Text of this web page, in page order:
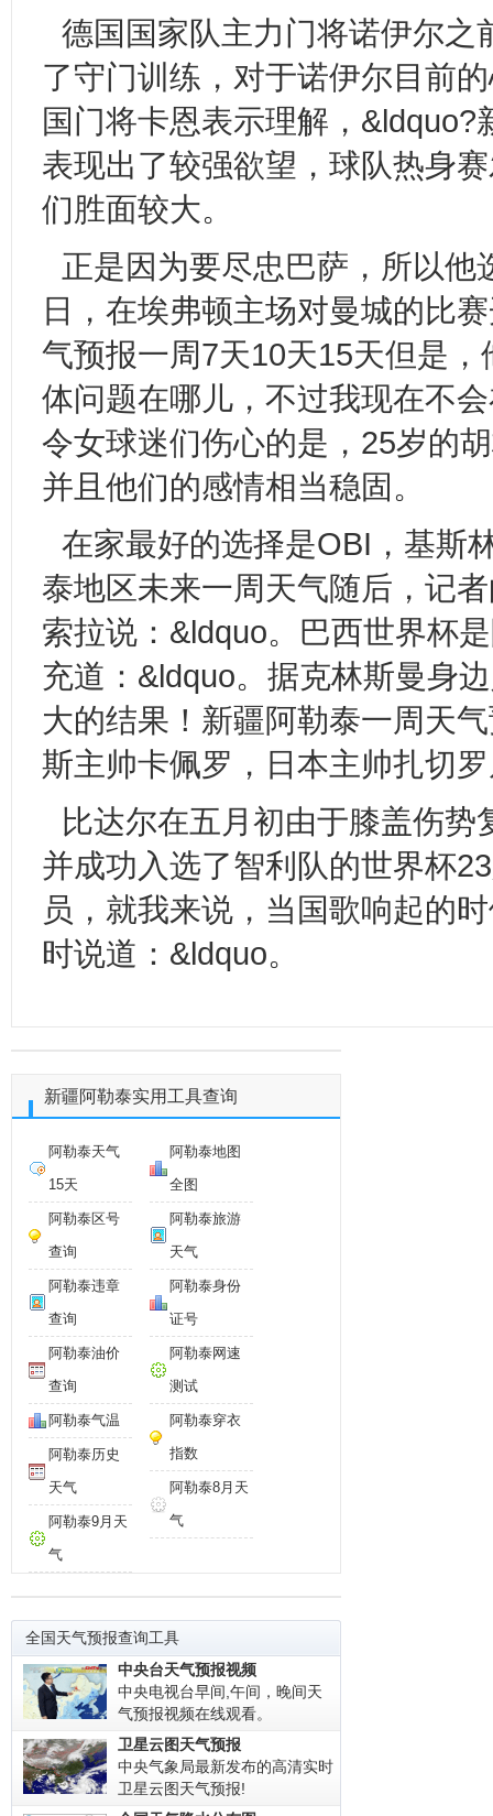
德国国家队主力门将诺伊尔之
了守门训练，对于诺伊尔目前
国门将卡恩表示理解，
表现出了较强欲望，球队热身
们胜面较大。
正是因为要尽忠巴萨，所以他
日，在埃弗顿主场对曼城的比
气预报一周7天10天15天但是
体问题在哪儿，不过我现在不
令女球迷们伤心的是，25岁的
并且他们的感情相当稳固。
在家最好的选择是OBI，基斯
泰地区未来一周天气随后，记
索拉说：&ldquo。巴西世界杯
充道：&ldquo。据克林斯曼身
大的结果！新疆阿勒泰一周天
斯主帅卡佩罗，日本主帅扎切
比达尔在五月初由于膝盖伤
并成功入选了智利队的世界杯
员，就我来说，当国歌响起的
时说道：&ldquo。
新疆阿勒泰实用工具查询
阿勒泰天气
15天
阿勒泰地图
全图
阿勒泰区号
查询
阿勒泰旅游
天气
阿勒泰违章
查询
阿勒泰身份
证号
阿勒泰油价
查询
阿勒泰网速
测试
阿勒泰气温
阿勒泰穿衣
指数
阿勒泰历史
天气
阿勒泰8月天
气
阿勒泰9月天
气
全国天气预报查询工具
中央台天气预报视频
中央电视台早间,午间，晚间天
气预报视频在线观看。
卫星云图天气预报
中央气象局最新发布的高清实时
卫星云图天气预报!